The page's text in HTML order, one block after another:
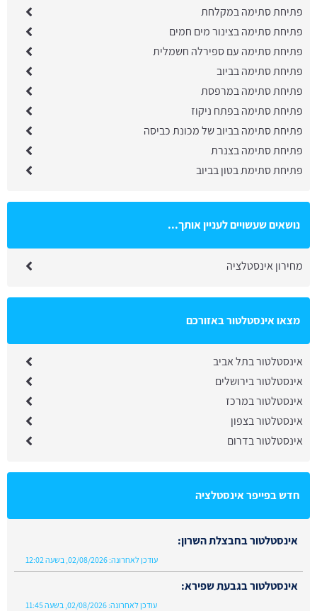
פתיחת סתימה במקלחת
פתיחת סתימה בצינור מים חמים
פתיחת סתימה עם ספירלה חשמלית
פתיחת סתימה בביוב
פתיחת סתימה במרפסת
פתיחת סתימה בפתח ניקוז
פתיחת סתימה בביוב של מכונת כביסה
פתיחת סתימה בצנרת
פתיחת סתימת בטון בביוב
נושאים שעשויים לעניין אותך...
מחירון אינסטלציה
מצאו אינסטלטור באזורכם
אינסטלטור בתל אביב
אינסטלטור בירושלים
אינסטלטור במרכז
אינסטלטור בצפון
אינסטלטור בדרום
חדש בפייפר אינסטלציה
אינסטלטור בחבצלת השרון:
עודכן לאחרונה: 02/08/2026, בשעה 12:02
אינסטלטור בגבעת שפירא:
עודכן לאחרונה: 02/08/2026, בשעה 11:45